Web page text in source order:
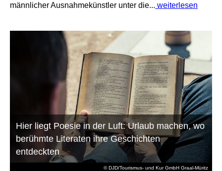
männlicher Ausnahmekünstler unter die... weiterlesen
© DJD/Tourismus- und Kur GmbH Graal-Müritz
Hier liegt Poesie in der Luft: Urlaub machen, wo
berühmte Literaten ihre Geschichten
entdeckten